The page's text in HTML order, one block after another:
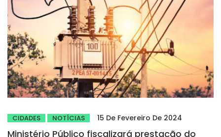
CIDADES NOTÍCIAS 15 De Fevereiro De 2024
Ministério Público fiscalizará prestação do